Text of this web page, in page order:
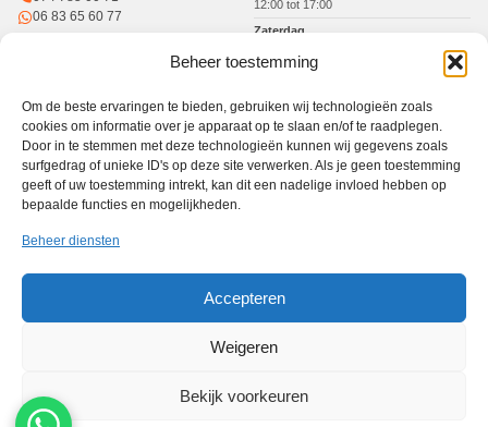
Beheer toestemming
Om de beste ervaringen te bieden, gebruiken wij technologieën zoals
cookies om informatie over je apparaat op te slaan en/of te raadplegen.
Door in te stemmen met deze technologieën kunnen wij gegevens zoals
surfgedrag of unieke ID's op deze site verwerken. Als je geen toestemming
geeft of uw toestemming intrekt, kan dit een nadelige invloed hebben op
bepaalde functies en mogelijkheden.
Beheer diensten
Accepteren
Weigeren
Bekijk voorkeuren
06 83 65 60 77
12:00 tot 17:00
Zaterdag
Btw: NL005017071B31
Werkgebied
Winkel in Hengelo · gratis haal- en brengservice in heel Twente
Haal- en brengservice
PC Reparatie Twente is een onafhankelijke reparatiewinkel en niet verbonden aan de
merken die op deze website worden genoemd. Afhankelijk van het merk, model en type
reparatie kunnen wij originele onderdelen inkopen via onze vaste leveranciers. We
Privacybeleid